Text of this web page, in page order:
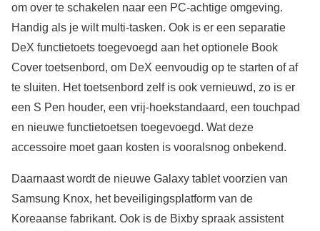
om over te schakelen naar een PC-achtige omgeving.
Handig als je wilt multi-tasken. Ook is er een separatie
DeX functietoets toegevoegd aan het optionele Book
Cover toetsenbord, om DeX eenvoudig op te starten of af
te sluiten. Het toetsenbord zelf is ook vernieuwd, zo is er
een S Pen houder, een vrij-hoekstandaard, een touchpad
en nieuwe functietoetsen toegevoegd. Wat deze
accessoire moet gaan kosten is vooralsnog onbekend.
Daarnaast wordt de nieuwe Galaxy tablet voorzien van
Samsung Knox, het beveiligingsplatform van de
Koreaanse fabrikant. Ook is de Bixby spraak assistent